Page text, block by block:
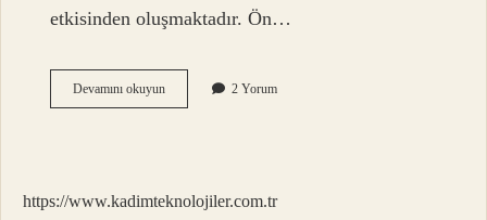
etkisinden oluşmaktadır. Ön…
Devamını okuyunDinde
Ön
2 Yorum
https://www.kadimteknolojiler.com.tr